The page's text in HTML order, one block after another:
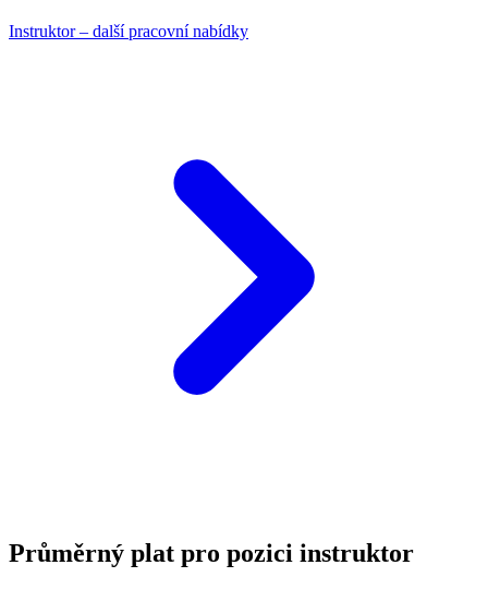
Instruktor – další pracovní nabídky
Průměrný plat pro pozici instruktor